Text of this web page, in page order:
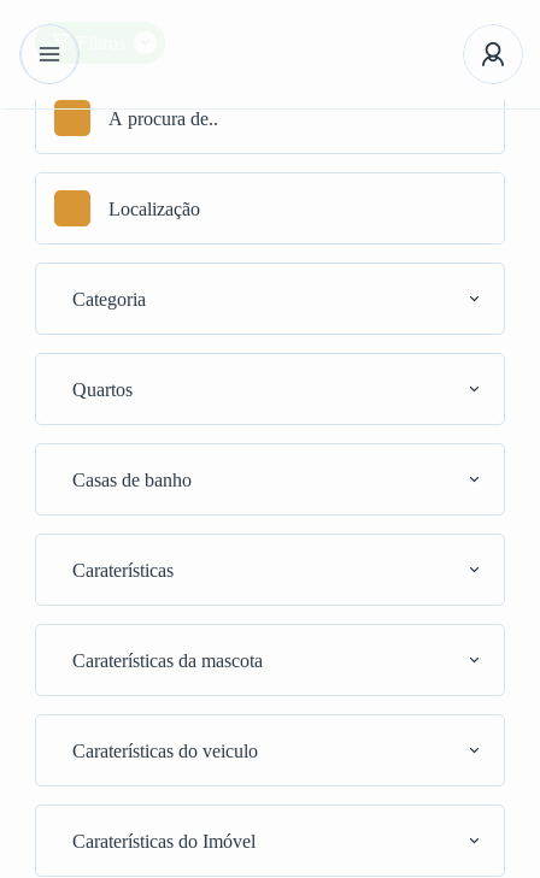
Filtros
Categoria
Quartos
Casas de banho
Caraterísticas
Caraterísticas da mascota
Caraterísticas do veiculo
Caraterísticas do Imóvel